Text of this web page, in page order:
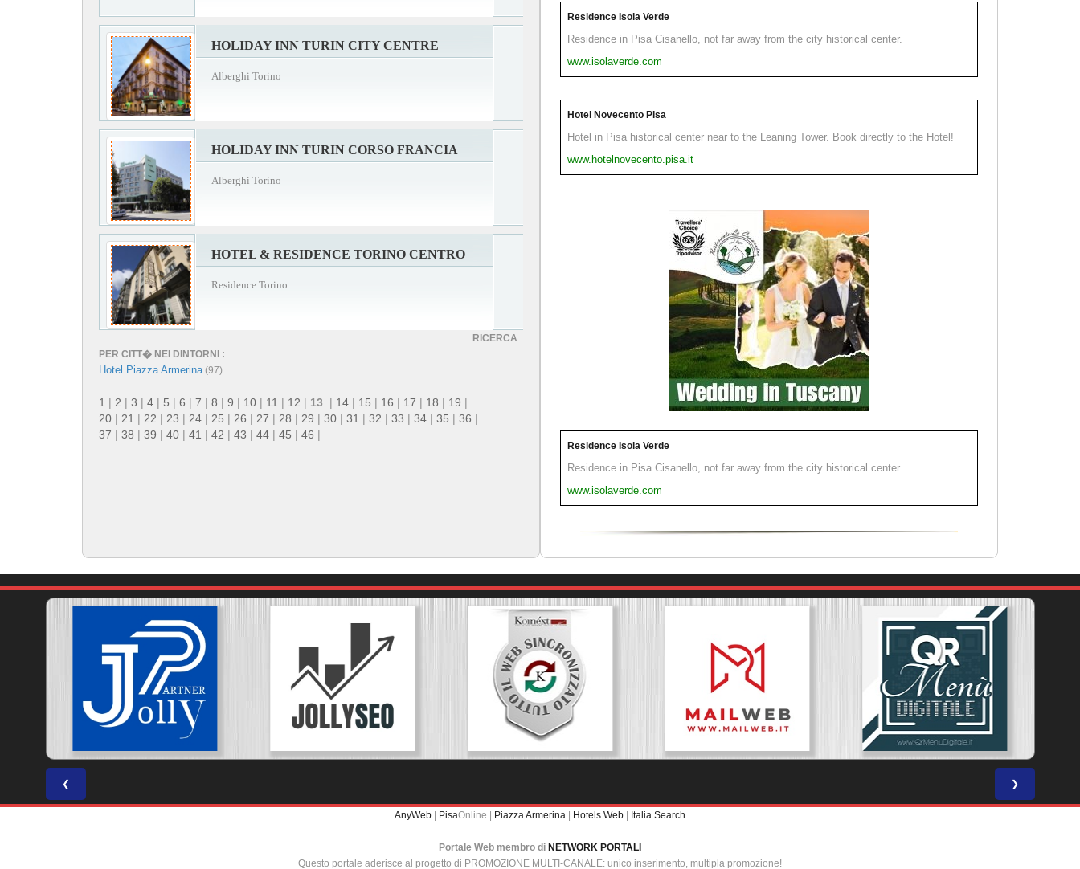
HOLIDAY INN TURIN CITY CENTRE
Alberghi Torino
HOLIDAY INN TURIN CORSO FRANCIA
Alberghi Torino
HOTEL & RESIDENCE TORINO CENTRO
Residence Torino
RICERCA
PER CITT� NEI DINTORNI :
Hotel Piazza Armerina(97)
1 | 2 | 3 | 4 | 5 | 6 | 7 | 8 | 9 | 10 | 11 | 12 | 13 | 14 | 15 | 16 | 17 | 18 | 19 |
20 | 21 | 22 | 23 | 24 | 25 | 26 | 27 | 28 | 29 | 30 | 31 | 32 | 33 | 34 | 35 | 36 |
37 | 38 | 39 | 40 | 41 | 42 | 43 | 44 | 45 | 46 |
Residence Isola Verde
Residence in Pisa Cisanello, not far away from the city historical center.
www.isolaverde.com
Hotel Novecento Pisa
Hotel in Pisa historical center near to the Leaning Tower. Book directly to the Hotel!
www.hotelnovecento.pisa.it
Residence Isola Verde
Residence in Pisa Cisanello, not far away from the city historical center.
www.isolaverde.com
❮ ❯
AnyWeb | PisaOnline | Piazza Armerina | Hotels Web | Italia Search
Portale Web membro di NETWORK PORTALI
Questo portale aderisce al progetto di PROMOZIONE MULTI-CANALE: unico inserimento, multipla promozione!